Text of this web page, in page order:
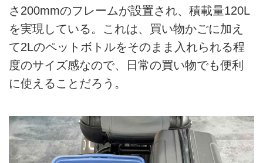
さ200mmのフレームが設置され、積載量120L
を実現している。これは、買い物かごに加え
て2Lのペットボトルをそのまま入れられる程
度のサイズ感なので、日常の買い物でも便利
に使えることだろう。